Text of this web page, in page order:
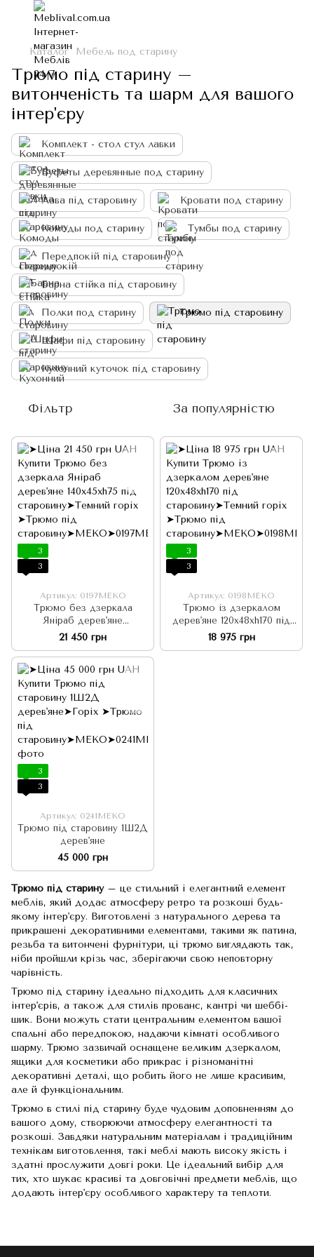
Каталог Мебель под старину
Трюмо під старину –
витонченість та шарм для вашого
інтер'єру
Комплект - стол стул лавки
Буфеты деревянные под старину
Лава під старовину Кровати под старину
Комоды под старину Тумбы под старину
Передпокій під старовину
Барна стійка під старовину
Полки под старину Трюмо під старовину
Шафи під старовину
Кухонний куточок під старовину
Фільтр За популярністю
3
3
Артикул: 0197МЕКО
Трюмо без дзеркала
Яніраб дерев'яне
140х45хh75 під старовину
21 450 грн
3
3
Артикул: 0198МЕКО
Трюмо із дзеркалом
дерев'яне 120х48хh170 під
старовину
18 975 грн
3
3
Артикул: 0241МЕКО
Трюмо під старовину 1Ш2Д
дерев'яне
45 000 грн
Трюмо під старину– це стильний і елегантний елемент
меблів, який додає атмосферу ретро та розкоші будь-
якому інтер'єру. Виготовлені з натурального дерева та
прикрашені декоративними елементами, такими як патина,
резьба та витончені фурнітури, ці трюмо виглядають так,
ніби пройшли крізь час, зберігаючи свою неповторну
чарівність.
Трюмо під старину ідеально підходить для класичних
інтер'єрів, а також для стилів прованс, кантрі чи шеббі-
шик. Вони можуть стати центральним елементом вашої
спальні або передпокою, надаючи кімнаті особливого
шарму. Трюмо зазвичай оснащене великим дзеркалом,
ящики для косметики або прикрас і різноманітні
декоративні деталі, що робить його не лише красивим,
але й функціональним.
Трюмо в стилі під старину буде чудовим доповненням до
вашого дому, створюючи атмосферу елегантності та
розкоші. Завдяки натуральним матеріалам і традиційним
технікам виготовлення, такі меблі мають високу якість і
здатні прослужити довгі роки. Це ідеальний вибір для
тих, хто шукає красиві та довговічні предмети меблів, що
додають інтер'єру особливого характеру та теплоти.